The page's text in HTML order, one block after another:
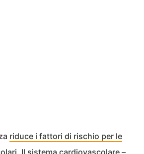
riduce i fattori di rischio per le